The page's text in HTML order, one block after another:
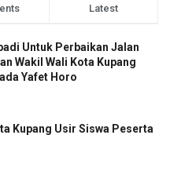
Latest
Untuk Perbaikan Jalan
Wakil Wali Kota Kupang
Yafet Horo
Kupang Usir Siswa Peserta